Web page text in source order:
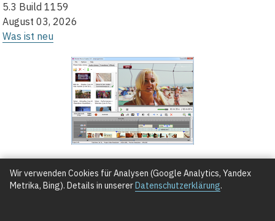
5.3 Build 1159
August 03, 2026
Was ist neu
GRATIS DOWNLOAD
(Installationsdatei für Windows 11/10/8/7)
Wir verwenden Cookies für Analysen (Google Analytics, Yandex
Metrika, Bing). Details in unsererDatenschutzerklärung.